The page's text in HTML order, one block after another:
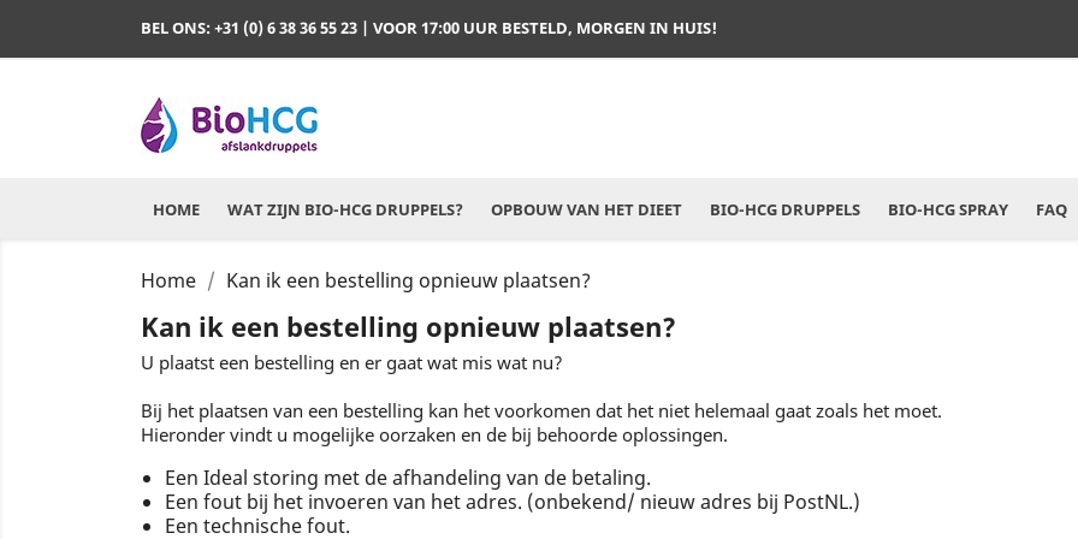
BEL ONS: +31 (0) 6 38 36 55 23 | VOOR 17:00 UUR BESTELD, MORGEN IN HUIS!
HOME WAT ZIJN BIO-HCG DRUPPELS? OPBOUW VAN HET DIEET BIO-HCG DRUPPELS BIO-HCG SPRAY FAQ
Home Kan ik een bestelling opnieuw plaatsen?
Kan ik een bestelling opnieuw plaatsen?
U plaatst een bestelling en er gaat wat mis wat nu?
Bij het plaatsen van een bestelling kan het voorkomen dat het niet helemaal gaat zoals het moet.
Hieronder vindt u mogelijke oorzaken en de bij behoorde oplossingen.
Een Ideal storing met de afhandeling van de betaling.
Een fout bij het invoeren van het adres. (onbekend/ nieuw adres bij PostNL.)
Een technische fout.